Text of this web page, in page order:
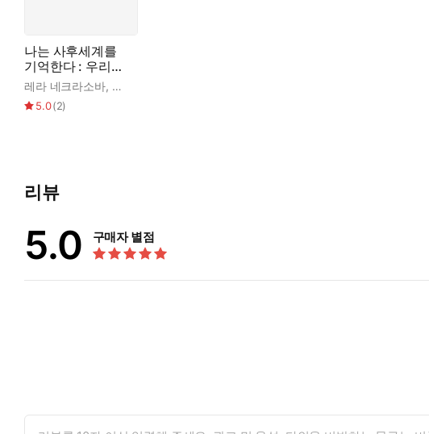
나는 사후세계를
기억한다 : 우리는
죽어서 어디로 가
며 왜 돌아오는가
레라 네크라소바, 동경민
5.0(2)
리뷰
5.0 구매자 별점